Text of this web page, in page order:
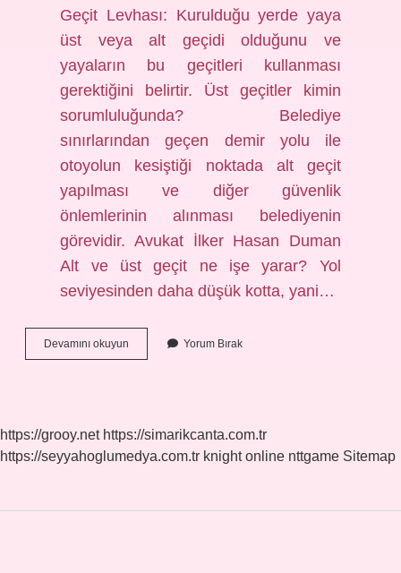
Geçit Levhası: Kurulduğu yerde yaya
üst veya alt geçidi olduğunu ve
yayaların bu geçitleri kullanması
gerektiğini belirtir. Üst geçitler kimin
sorumluluğunda? Belediye
sınırlarından geçen demir yolu ile
otoyolun kesiştiği noktada alt geçit
yapılması ve diğer güvenlik
önlemlerinin alınması belediyenin
görevidir. Avukat İlker Hasan Duman
Alt ve üst geçit ne işe yarar? Yol
seviyesinden daha düşük kotta, yani…
Devamını okuyun
Üst
Yorum Bırak
https://grooy.net https://simarikcanta.com.tr
https://seyyahoglumedya.com.tr knight online nttgame Sitemap